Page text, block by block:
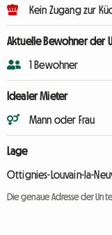
Kein Zugang zur
Aktuelle Bewohner der
1 Bewohner
Idealer Mieter
Mann oder Frau
Lage
Ottignies-Louvain-la-
Die genaue Adresse der